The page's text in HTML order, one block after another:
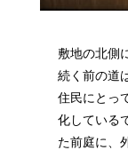
敷地の北側
続く前の道
住民にとっ
化している
た前庭に、